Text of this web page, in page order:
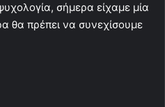
σήμερα είχαμε μία
θα πρέπει να συνεχίσουμε